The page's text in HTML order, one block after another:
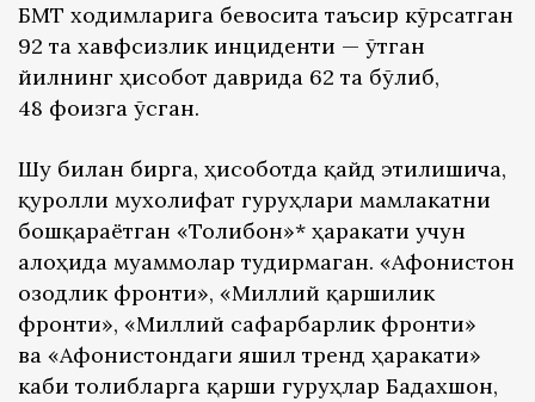
БМТ ходимларига бевосита таъсир кўрсатган
92 та хавфсизлик инциденти — ўтган
йилнинг ҳисобот даврида 62 та бўлиб,
48 фоизга ўсган.
Шу билан бирга, ҳисоботда қайд этилишича,
қуролли мухолифат гуруҳлари мамлакатни
бошқараётган «Толибон»* ҳаракати учун
алоҳида муаммолар туғдирмаган. «Афғонистон
озодлик фронти», «Миллий қаршилик
фронти», «Миллий сафарбарлик фронти»
ва «Афғонистондаги яшил тренд ҳаракати»
каби толибларга қарши гуруҳлар Бадахшон,